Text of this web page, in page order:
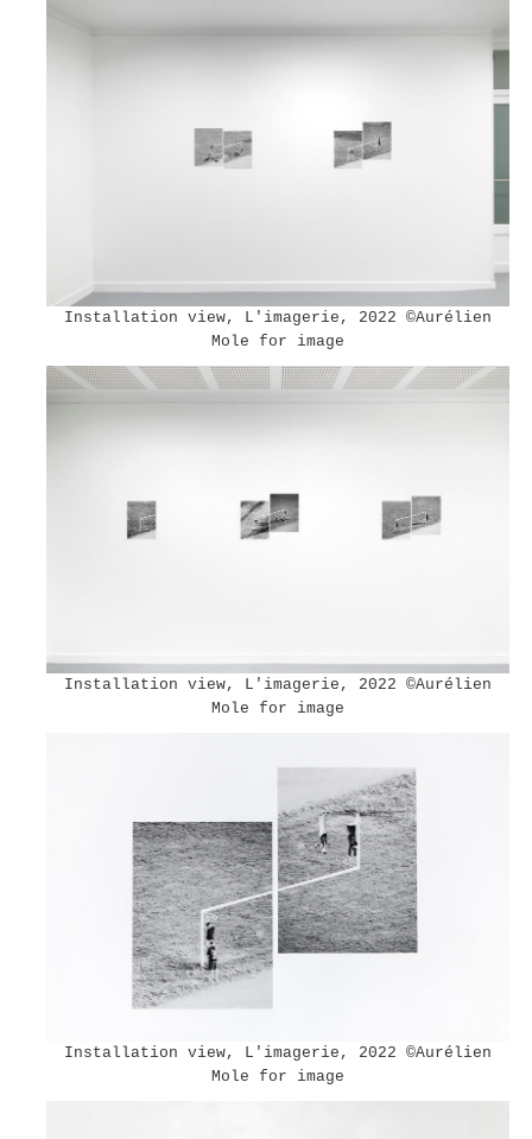
Installation view, L'imagerie, 2022 ©︎Aurélien
Mole for image
Installation view, L'imagerie, 2022 ©︎Aurélien
Mole for image
Installation view, L'imagerie, 2022 ©︎Aurélien
Mole for image